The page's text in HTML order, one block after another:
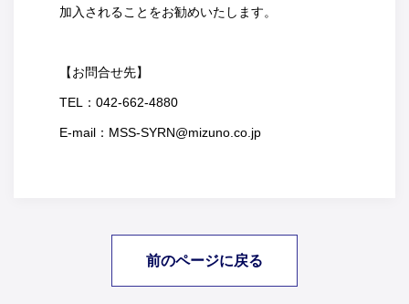
加入されることをお勧めいたします。
【お問合せ先】
TEL：042-662-4880
E-mail：MSS-SYRN@mizuno.co.jp
前のページに戻る